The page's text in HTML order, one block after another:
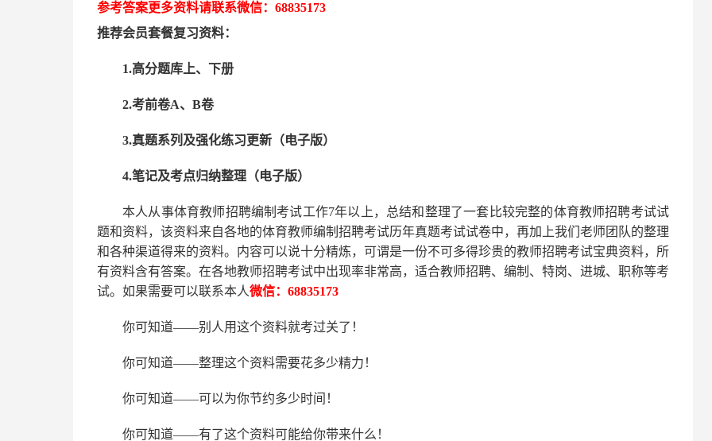
参考答案更多资料请联系微信： 68835173
推荐会员套餐复习资料：
1.高分题库上、下册
2.考前卷A、B卷
3.真题系列及强化练习更新（电子版）
4.笔记及考点归纳整理（电子版）
本人从事体育教师招聘编制考试工作7年以上，总结和整理了一套比较完整的体育教师招聘考试试
题和资料，该资料来自各地的体育教师编制招聘考试历年真题考试试卷中， 再加上我们 老师 团队的整理
和各种渠道得来的资料。内容可以说十分精炼，可谓是一份不可多得珍贵的教师招聘考试宝典资料，所
有资料含有答案。 在各地教师招聘考试中出现率非常高，适合教师招聘、编制、特岗、进城、职称等考
试。如果需要可以联系本人微信： 68835173
你可知道——别人用这个资料就考过关了！
你可知道——整理这个资料需要花多少精力 ！
你可知道——可以为你节约多少时间！
你可知道——有了这个资料可能给你带来什么！